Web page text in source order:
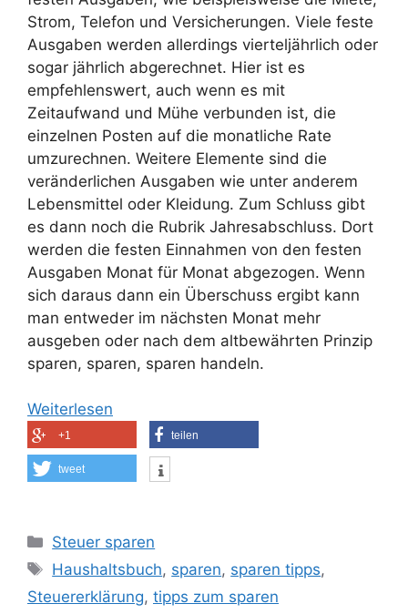
Strom, Telefon und Versicherungen. Viele feste
Ausgaben werden allerdings vierteljährlich oder
sogar jährlich abgerechnet. Hier ist es
empfehlenswert, auch wenn es mit
Zeitaufwand und Mühe verbunden ist, die
einzelnen Posten auf die monatliche Rate
umzurechnen. Weitere Elemente sind die
veränderlichen Ausgaben wie unter anderem
Lebensmittel oder Kleidung. Zum Schluss gibt
es dann noch die Rubrik Jahresabschluss. Dort
werden die festen Einnahmen von den festen
Ausgaben Monat für Monat abgezogen. Wenn
sich daraus dann ein Überschuss ergibt kann
man entweder im nächsten Monat mehr
ausgeben oder nach dem altbewährten Prinzip
sparen, sparen, sparen handeln.
Weiterlesen
+1 teilen
tweet
Kategorien
Steuer sparen
Schlagwörter
Haushaltsbuch, sparen, sparen tipps,
Steuererklärung, tipps zum sparen